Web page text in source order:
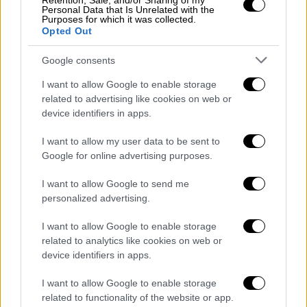
Personal Data that Is Unrelated with the
Purposes for which it was collected.
Opted Out
Google consents
I want to allow Google to enable storage
related to advertising like cookies on web or
device identifiers in apps.
I want to allow my user data to be sent to
Google for online advertising purposes.
I want to allow Google to send me
personalized advertising.
I want to allow Google to enable storage
related to analytics like cookies on web or
device identifiers in apps.
I want to allow Google to enable storage
related to functionality of the website or app.
μήνες να έχουμε καταφέρει να το
πετύχουμε» δήλωσε στην Ναυτεμπορική TV
προσθέτοντας:«γίνονται οι κατάλληλες
εργασίες μεταξύ των υπουργείων, όλων των
εμπλεκόμενων υπουργείων, έτσι ώστε αυτό
να το πετύχουμε».
Πάντως, η ένταξη των νοσηλευτών στα
βαρέα και ανθυγιεινά έχει αποτελέσει
πολλές φορές αντικείμενο δεσμεύσεων των
υπουργού υγείας Άδωνι Γεωργιάδη
Χαρακτηριστικό είναι ότι από τον
ο κ. Γεωργιάδης είχε δεσμευτεί ότι θα
ικανοποιήσει το αίτημα του κλάδου